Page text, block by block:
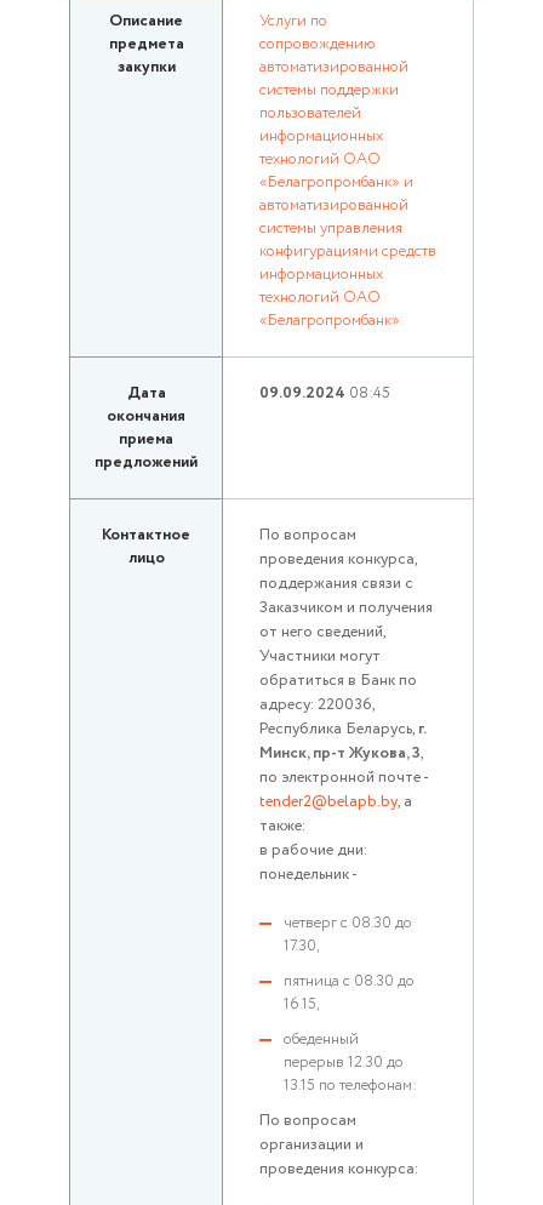
Описание
предмета
закупки
Услуги по
сопровождению
автоматизированной
системы поддержки
пользователей
информационных
технологий ОАО
«Белагропромбанк» и
автоматизированной
системы управления
конфигурациями средств
информационных
технологий ОАО
«Белагропромбанк».
Дата
окончания
приема
предложений
09.09.2024 08:45
Контактное
лицо
По вопросам
проведения конкурса,
поддержания связи с
Заказчиком и получения
от него сведений,
Участники могут
обратиться в Банк по
адресу: 220036,
Республика Беларусь, г.
Минск, пр-т Жукова, 3,
по электронной почте -
tender2@belapb.by, а
также:
в рабочие дни:
понедельник -
четверг с 08.30 до
17.30,
пятница с 08.30 до
16.15,
обеденный
перерыв 12.30 до
13.15 по телефонам:
По вопросам
организации и
проведения конкурса: